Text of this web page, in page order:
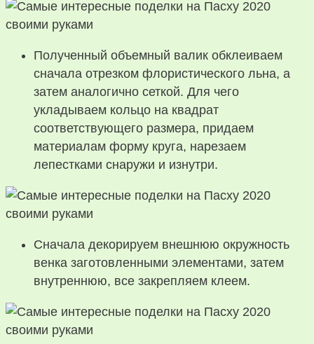
Полученный объемный валик обклеиваем
сначала отрезком флористического льна, а
затем аналогично сеткой. Для чего
укладываем кольцо на квадрат
соответствующего размера, придаем
материалам форму круга, нарезаем
лепестками снаружи и изнутри.
Сначала декорируем внешнюю окружность
венка заготовленными элементами, затем
внутреннюю, все закрепляем клеем.